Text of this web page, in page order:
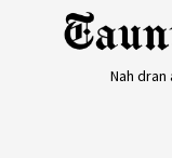
Nah dran